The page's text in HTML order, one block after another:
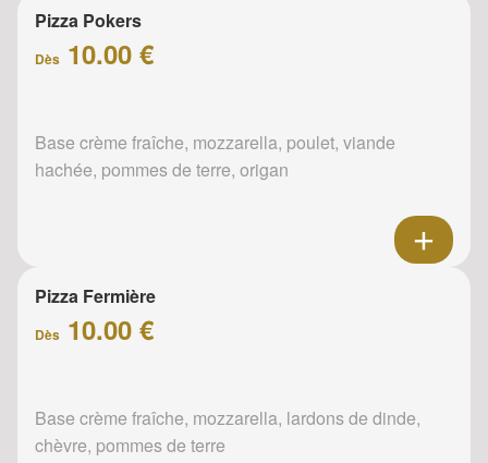
Pizza Pokers
Dès 10.00 €
Base crème fraîche, mozzarella, poulet, viande
hachée, pommes de terre, origan
Pizza Fermière
Dès 10.00 €
Base crème fraîche, mozzarella, lardons de dinde,
chèvre, pommes de terre